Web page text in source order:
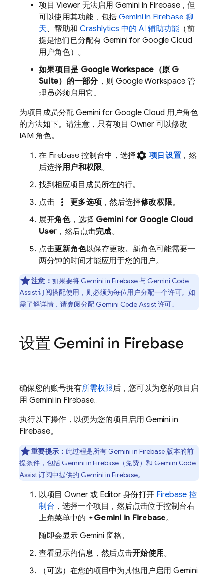
项目 Viewer 无法启用 Gemini in Firebase ，但
可以使用其功能，包括 Gemini in Firebase 聊
天、帮助和 Crashlytics 中的 AI 辅助功能 （前
提是他们已分配有 Gemini for Google Cloud
用户角色） 。
如果项目是 Google Workspace（原 G
Suite）的一部分，则 Google Workspace 管
理员必须启用它。
为项目成员分配 Gemini for Google Cloud 用户角色
的方法如下。请注意，只有项目 Owner 可以修改
IAM 角色。
在 Firebase 控制台中，选择settings 项目设置 ，然
后选择用户和权限。
找到相应项目成员所在的行。
点击
more_vert 更多选项 ，然后选择修改权限。
展开角色，选择 Gemini for Google Cloud
User ，然后点击完成。
点击更新角色以保存更改。新角色可能需要一
两分钟的时间才能应用于您的用户。
注意： 如果要将 Gemini in Firebase与 Gemini Code
Assist订阅搭配使用，则必须为每位用户分配一个许可。如
需了解详情，请参阅分配 Gemini Code Assist许可。
设置 Gemini in Firebase
确保您的账号拥有所需权限后，您可以为您的项目启
用 Gemini in Firebase。
执行以下操作，以便为您的项目启用 Gemini in
Firebase。
重要提示： 此过程是所有 Gemini inFirebase 版本的前
提条件，包括 Gemini in Firebase （免费）和 Gemini Code
Assist订阅中提供的 Gemini in Firebase。
以项目 Owner 或 Editor 身份打开 Firebase 控
制台 ，选择一个项目，然后点击位于控制台右
上角菜单中的 ✦Gemini in Firebase。
随即会显示 Gemini 窗格。
查看显示的信息，然后点击开始使用。
（可选）在您的项目中为其他用户启用 Gemini